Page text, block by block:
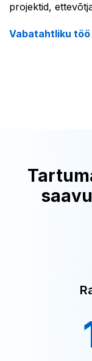
projektid,
Vabatahtliku